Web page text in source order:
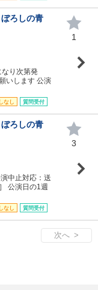
ろしの青
り次第発
いします 公演
なし 質問受付
1
ろしの青
中止対応：送
公演日の1週
なし 質問受付
3
次へ >